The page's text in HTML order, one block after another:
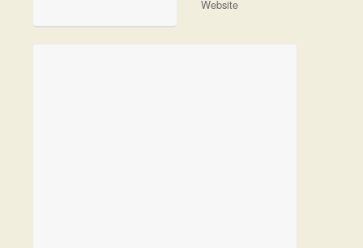
Website